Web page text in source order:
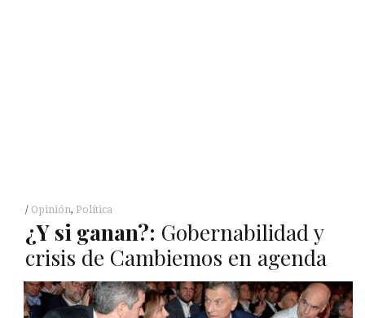
Opinión, Política
¿Ysi ganan?: Gobernabilidad y
crisis de Cambiemos en agenda